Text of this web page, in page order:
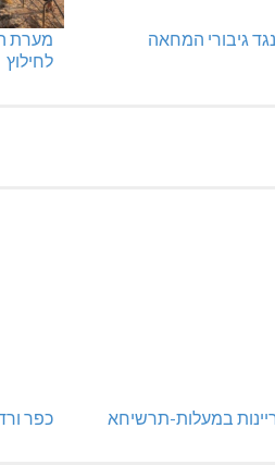
גיבורי המחאה
מערת
לחילוץ
במעלות-תרשיחא כפר